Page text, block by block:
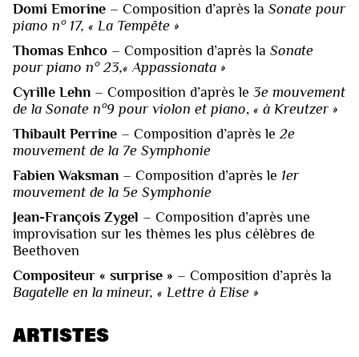
Domi Emorine – Composition d’après la Sonate pour
piano n° 17, « La Tempête »
Thomas Enhco – Composition d’après la Sonate
pour piano n° 23,« Appassionata »
Cyrille Lehn – Composition d’après le 3e mouvement
de la Sonate n°9 pour violon et piano, « à Kreutzer »
Thibault Perrine – Composition d’après le 2e
mouvement de la 7e Symphonie
Fabien Waksman – Composition d’après le 1er
mouvement de la 5e Symphonie
Jean-François Zygel – Composition d’après une
improvisation sur les thèmes les plus célèbres de
Beethoven
Compositeur « surprise » – Composition d’après la
Bagatelle en la mineur, « Lettre à Elise »
ARTISTES